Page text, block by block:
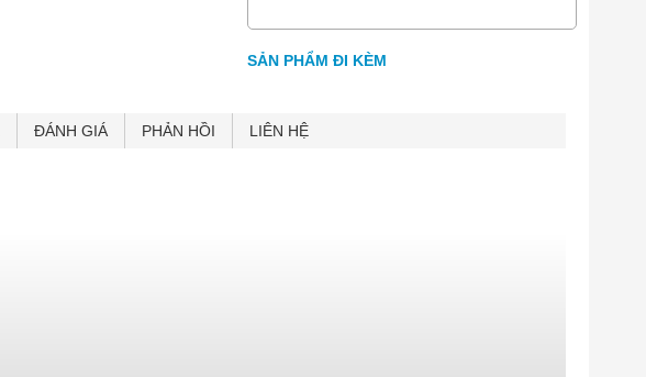
SẢN PHẨM ĐI KÈM
ĐÁNH GIÁ PHẢN HỒI LIÊN HỆ